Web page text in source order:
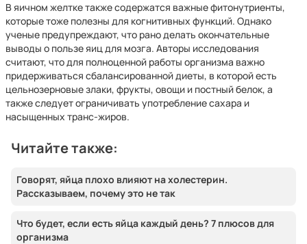
В яичном желтке также содержатся важные фитонутриенты,
которые тоже полезны для когнитивных функций. Однако
ученые предупреждают, что рано делать окончательные
выводы о пользе яиц для мозга. Авторы исследования
считают, что для полноценной работы организма важно
придерживаться сбалансированной диеты, в которой есть
цельнозерновые злаки, фрукты, овощи и постный белок, а
также следует ограничивать употребление сахара и
насыщенных транс-жиров.
Читайте также:
Говорят, яйца плохо влияют на холестерин.
Рассказываем, почему это не так
Что будет, если есть яйца каждый день? 7 плюсов для
организма